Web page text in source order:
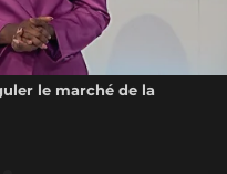
le marché de la